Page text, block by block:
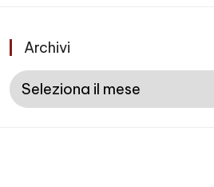
Archivi
Archivi